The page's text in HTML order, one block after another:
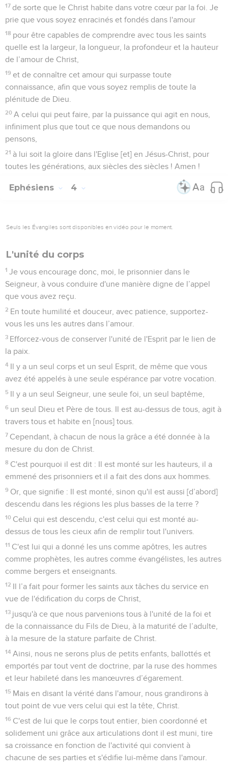
17 de sorte que le Christ habite dans votre cœur par la foi. Je
prie que vous soyez enracinés et fondés dans l'amour
18 pour être capables de comprendre avec tous les saints
quelle est la largeur, la longueur, la profondeur et la hauteur
de l’amour de Christ,
19 et de connaître cet amour qui surpasse toute
connaissance, afin que vous soyez remplis de toute la
plénitude de Dieu.
20 A celui qui peut faire, par la puissance qui agit en nous,
infiniment plus que tout ce que nous demandons ou
pensons,
21 à lui soit la gloire dans l'Eglise [et] en Jésus-Christ, pour
toutes les générations, aux siècles des siècles ! Amen !
Ephésiens 4
Seuls les Évangiles sont disponibles en vidéo pour le moment.
L'unité du corps
1 Je vous encourage donc, moi, le prisonnier dans le
Seigneur, à vous conduire d'une manière digne de l’appel
que vous avez reçu.
2 En toute humilité et douceur, avec patience, supportez-
vous les uns les autres dans l’amour.
3 Efforcez-vous de conserver l'unité de l'Esprit par le lien de
la paix.
4 Il y a un seul corps et un seul Esprit, de même que vous
avez été appelés à une seule espérance par votre vocation.
5 Il y a un seul Seigneur, une seule foi, un seul baptême,
6 un seul Dieu et Père de tous. Il est au-dessus de tous, agit à
travers tous et habite en [nous] tous.
7 Cependant, à chacun de nous la grâce a été donnée à la
mesure du don de Christ.
8 C'est pourquoi il est dit : Il est monté sur les hauteurs, il a
emmené des prisonniers et il a fait des dons aux hommes.
9 Or, que signifie : Il est monté, sinon qu'il est aussi [d’abord]
descendu dans les régions les plus basses de la terre ?
10 Celui qui est descendu, c'est celui qui est monté au-
dessus de tous les cieux afin de remplir tout l'univers.
11 C'est lui qui a donné les uns comme apôtres, les autres
comme prophètes, les autres comme évangélistes, les autres
comme bergers et enseignants.
12 Il l’a fait pour former les saints aux tâches du service en
vue de l'édification du corps de Christ,
13 jusqu'à ce que nous parvenions tous à l'unité de la foi et
de la connaissance du Fils de Dieu, à la maturité de l’adulte,
à la mesure de la stature parfaite de Christ.
14 Ainsi, nous ne serons plus de petits enfants, ballottés et
emportés par tout vent de doctrine, par la ruse des hommes
et leur habileté dans les manœuvres d’égarement.
15 Mais en disant la vérité dans l'amour, nous grandirons à
tout point de vue vers celui qui est la tête, Christ.
16 C'est de lui que le corps tout entier, bien coordonné et
solidement uni grâce aux articulations dont il est muni, tire
sa croissance en fonction de l'activité qui convient à
chacune de ses parties et s'édifie lui-même dans l'amour.